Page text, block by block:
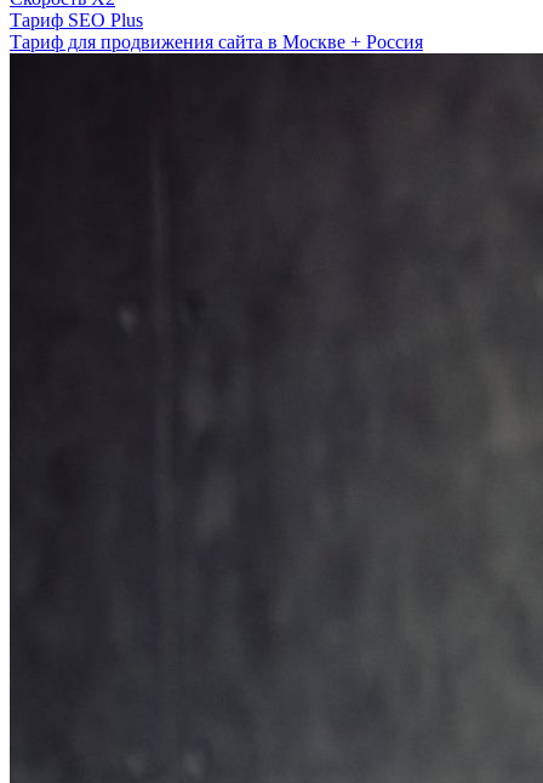
Тариф SEO Plus
Тариф для продвижения сайта в Москве + Россия